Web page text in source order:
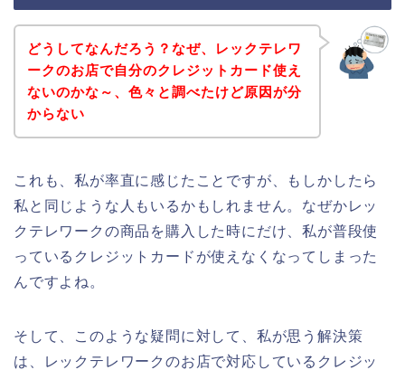
どうしてなんだろう？なぜ、レックテレワ
ークのお店で自分のクレジットカード使え
ないのかな～、色々と調べたけど原因が分
からない
これも、私が率直に感じたことですが、もしかしたら
私と同じような人もいるかもしれません。なぜかレッ
クテレワークの商品を購入した時にだけ、私が普段使
っているクレジットカードが使えなくなってしまった
んですよね。
そして、このような疑問に対して、私が思う解決策
は、レックテレワークのお店で対応しているクレジッ